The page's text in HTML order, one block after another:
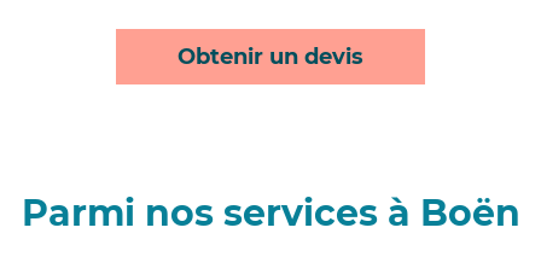
Obtenir un devis
Parmi nos services à Boën